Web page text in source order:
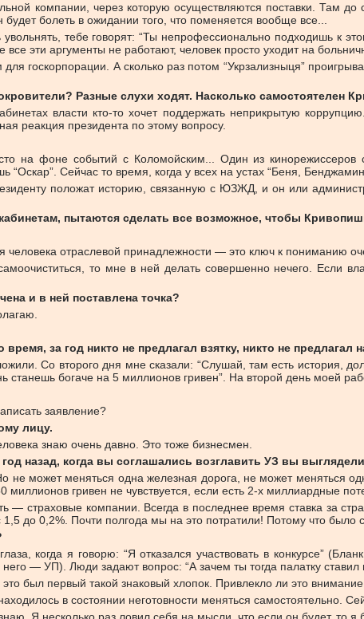
компании, через которую осуществляются поставки. Там
болеть в ожидании того, что поменяется вообще все...
тебе говорят: “Ты непрофессионально подходишь к
все эти аргументы не работают, человек просто уходит на
госкорпорации. А сколько раз потом “Укрзализныця”
Разные слухи ходят. Насколько самостоятелен
власти кто-то хочет поддержать неприкрытую
реакция президента по этому вопросу.
на фоне событий с Коломойским... Один из кинорежиссеров
Сейчас то время, когда у всех на устах “Беня,
положат историю, связанную с ЮЗЖД, и он или
пытаются сделать все возможное, чтобы
человека отраслевой принадлежности — это ключ к пониманию
то мне в ней делать совершенно нечего. Если
и в ней поставлена точка?
за год никто не предлагал взятку, никто не предлагал
Со второго дня мне сказали: “Слушай, там есть история,
станешь богаче на 5 миллионов гривен”. На второй день моей
заявление?
лицу.
знаю очень давно. Это тоже бизнесмен.
назад, когда вы соглашались возглавить УЗ вы
может меняться одна железная дорога, не может меняться
гривен не чувствуется, если есть 2-х миллиардные
— страховые компании. Всегда в последнее время ставка за
1,5 до 0,2%. Почти полгода мы на это потратили! Потому что было
когда я говорю: “Я отказался участвовать в конкурсе”
— УП). Люди задают вопрос: “А зачем ты тогда палатку
это был первый такой знаковый хлопок. Привлекло ли это
в состоянии неготовности меняться самостоятельно.